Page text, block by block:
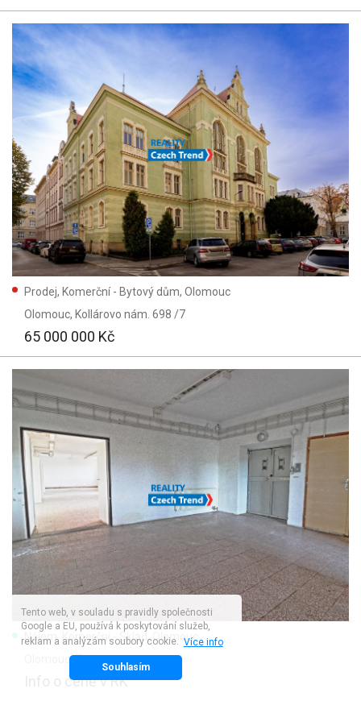
Tento web, v souladu s pravidly společnosti
Google a EU, používá k poskytování služeb,
reklam a analýzám soubory cookie. Více info
Souhlasím
Prodej, Komerční - Bytový dům, Olomouc
Olomouc, Kollárovo nám. 698 /7
65 000 000 Kč
Nájem, Komerční - Sklad, Olomouc
Olomouc, Tyršova
Info o ceně v RK